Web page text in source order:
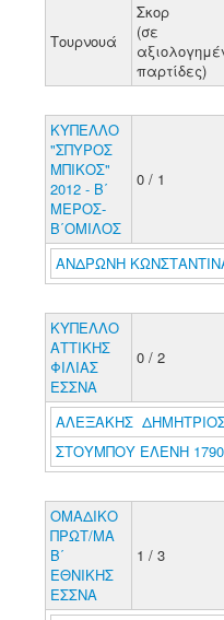
Τουρνουά
Σκορ
(σε
παρτίδες)
ΚΥΠΕΛΛΟ
"ΣΠΥΡΟΣ
ΜΠΙΚΟΣ"
2012 - Β΄
ΜΕΡΟΣ-
Β΄ΟΜΙΛΟΣ
0 / 1
ΑΝΔΡΩΝΗ
ΚΥΠΕΛΛΟ
ΑΤΤΙΚΗΣ
ΦΙΛΙΑΣ
ΕΣΣΝΑ
0 / 2
ΑΛΕΞΑΚΗΣ
ΣΤΟΥΜΠΟΥ ΕΛΕΝΗ 1790
ΟΜΑΔΙΚΟ
ΠΡΩΤ/ΜΑ
Β΄
ΕΘΝΙΚΗΣ
ΕΣΣΝΑ
1 / 3